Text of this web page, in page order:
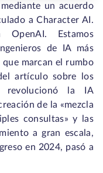
un acuerdo
a Character AI.
Estamos
de IA más
marcan el rumbo
artículo sobre los
revolucionó la IA
de la «mezcla
consultas» y las
a gran escala,
en 2024, pasó a